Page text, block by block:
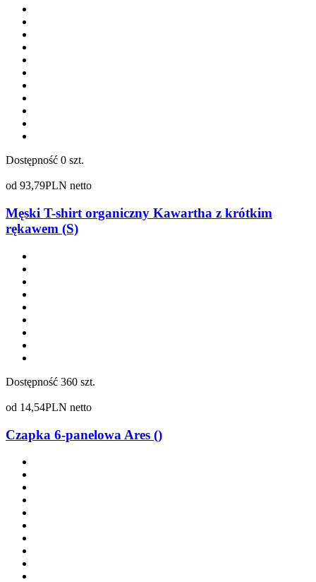
Dostępność 0 szt.
od 93,79PLN netto
Męski T-shirt organiczny Kawartha z krótkim
rękawem (S)
Dostępność 360 szt.
od 14,54PLN netto
Czapka 6-panelowa Ares ()